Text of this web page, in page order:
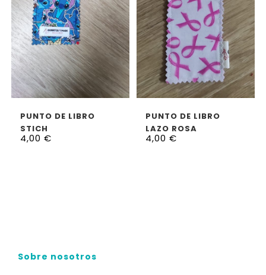
PUNTO DE LIBRO
STICH
4,00 €
PUNTO DE LIBRO
LAZO ROSA
4,00€
Sobre nosotros